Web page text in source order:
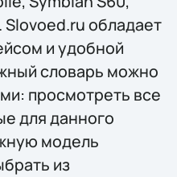
Slovoed.ru обладает
и удобной
словарь можно
просмотреть все
для данного
модель
из